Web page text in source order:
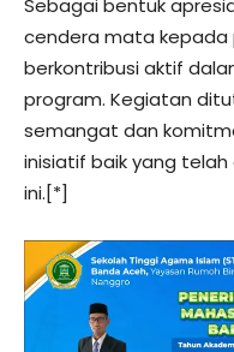
Sebagai bentuk
cendera mata
berkontribusi aktif
program. Kegiatan
semangat dan
inisiatif baik yang telah
ini.[*]